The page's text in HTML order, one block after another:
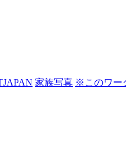
家族写真 ※このワー